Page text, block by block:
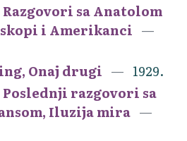
sa Anatolom
i Amerikanci
Onaj drugi
1929.
razgovori sa
Iluzija mira